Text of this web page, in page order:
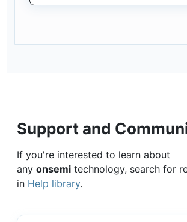
Support and
If you're interested to learn about
any onsemi technology, search for
in Help library.